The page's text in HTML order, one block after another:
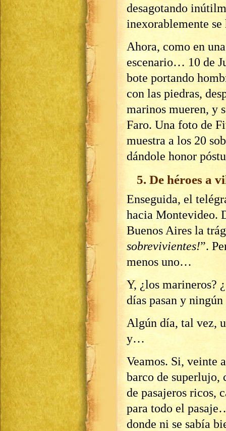
desagotando
inexorablemente se
Ahora, como en
escenario… 10 de
bote portando
con las piedras,
marinos mueren, y
Faro. Una foto de
muestra a los 20
dándole honor
5. De héroes a
Enseguida, el
hacia Montevideo.
Buenos Aires la
sobrevivientes!”.
menos uno…
Y, ¿los marineros?
días pasan y
Algún día, tal vez,
y…
Veamos. Si, veinte
barco de superlujo,
de pasajeros ricos,
para todo el
donde ni se sabía